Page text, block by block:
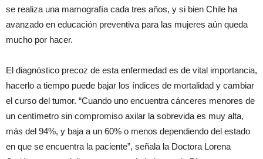
se realiza una mamografía cada tres años, y si bien Chile ha
avanzado en educación preventiva para las mujeres aún queda
mucho por hacer.
El diagnóstico precoz de esta enfermedad es de vital importancia,
hacerlo a tiempo puede bajar los índices de mortalidad y cambiar
el curso del tumor. “Cuando uno encuentra cánceres menores de
un centímetro sin compromiso axilar la sobrevida es muy alta,
más del 94%, y baja a un 60% o menos dependiendo del estado
en que se encuentra la paciente”, señala la Doctora Lorena